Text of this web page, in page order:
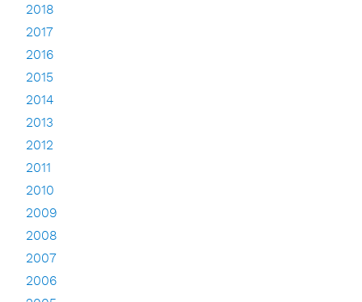
2018
2017
2016
2015
2014
2013
2012
2011
2010
2009
2008
2007
2006